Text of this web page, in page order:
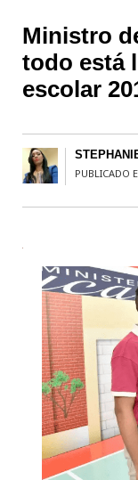
Ministro
todo está
escolar
PUBLICADO